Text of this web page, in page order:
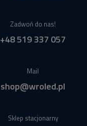
Zadwoń do nas!
+48 519 337 057
Mail
shop@wroled.pl
Sklep stacjonarny